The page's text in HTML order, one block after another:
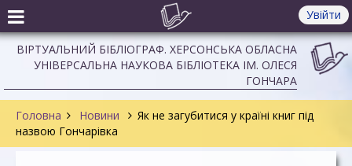
Увійти
ВІРТУАЛЬНИЙ БІБЛІОГРАФ. ХЕРСОНСЬКА ОБЛАСНА
УНІВЕРСАЛЬНА НАУКОВА БІБЛІОТЕКА ІМ. ОЛЕСЯ
ГОНЧАРА
Головна Новини
Як не загубитися у країні книг під
назвою Гончарівка